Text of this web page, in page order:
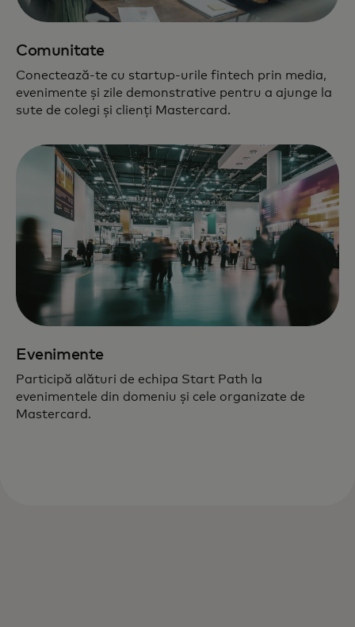
Comunitate
Conectează-te cu startup-urile fintech prin media,
evenimente și zile demonstrative pentru a ajunge la
sute de colegi și clienți Mastercard.
Evenimente
Participă alături de echipa Start Path la
evenimentele din domeniu și cele organizate de
Mastercard.